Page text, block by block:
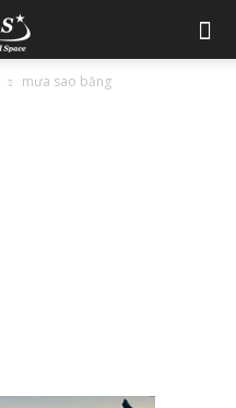
mưa sao băng